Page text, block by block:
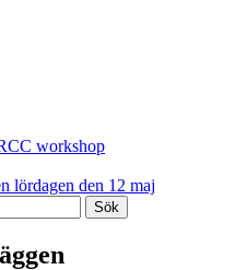
workshop
lördagen den 12 maj